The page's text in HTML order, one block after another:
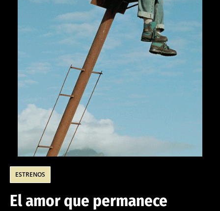
ESTRENOS
El amor que permanece